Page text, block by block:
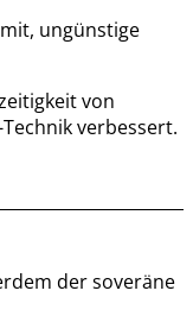
ungünstige
von
verbessert.
der soveräne